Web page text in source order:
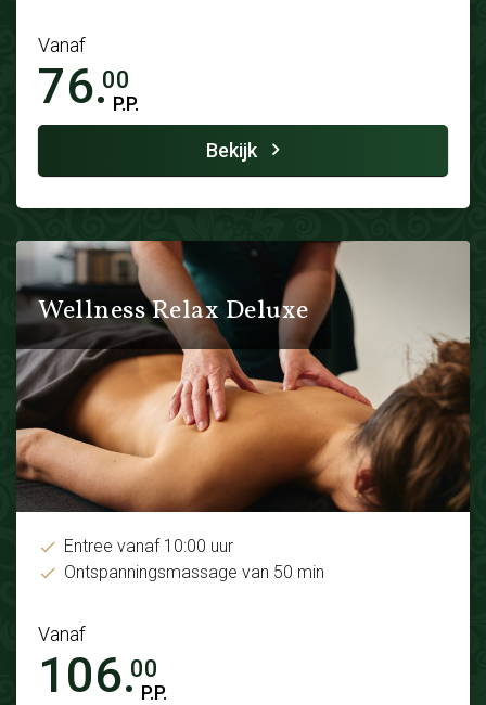
Vanaf
76.00
P.P.
Bekijk
Wellness Relax Deluxe
Entree vanaf 10:00 uur
Ontspanningsmassage van 50 min
Vanaf
106.00
P.P.